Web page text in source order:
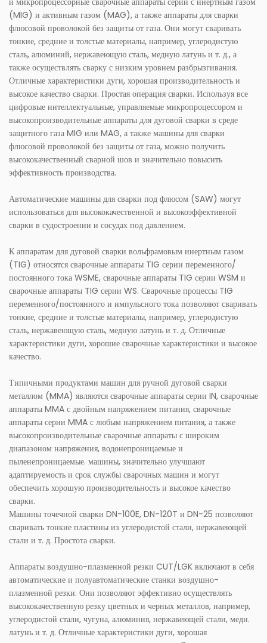
(MIG) и активным газом (MAG), а также аппараты для сварки
флюсовой проволокой без защиты от газа. Они могут сваривать
тонкие, средние и толстые материалы, например, углеродистую
сталь, алюминий, нержавеющую сталь, медную латунь и т. д., а
также осуществлять сварку с низким уровнем разбрызгивания.
Отличные характеристики дуги, хорошая производительность и
высокое качество сварки. Простая операция сварки. Используя все
цифровые интеллектуальные, управляемые микропроцессором и
высокопроизводительные аппараты для дуговой сварки в среде
защитного газа MIG или MAG, а также машины для сварки
флюсовой проволокой без защиты от газа, можно получить
высококачественный сварной шов и значительно повысить
эффективность производства.
Автоматические машины для сварки под флюсом (SAW) могут
использоваться для высококачественной и высокоэффективной
сварки в судостроении и сосудах под давлением.
К аппаратам для дуговой сварки вольфрамовым инертным газом
(TIG) относятся сварочные аппараты TIG серии переменного/
постоянного тока WSME, сварочные аппараты TIG серии WSM и
сварочные аппараты TIG серии WS. Сварочные процессы TIG
переменного/постоянного и импульсного тока позволяют сваривать
тонкие, средние и толстые материалы, например, углеродистую
сталь, нержавеющую сталь, медную латунь и т. д. Отличные
характеристики дуги, хорошие сварочные характеристики и высокое
качество.
Типичными продуктами машин для ручной дуговой сварки
металлом (MMA) являются сварочные аппараты серии IN, сварочные
аппараты MMA с двойным напряжением питания, сварочные
аппараты серии MMA с любым напряжением питания, а также
высокопроизводительные сварочные аппараты с широким
диапазоном напряжения, водонепроницаемые и
пыленепроницаемые. машины, значительно улучшают
адаптируемость и срок службы сварочных машин и могут
обеспечить хорошую производительность и высокое качество
сварки.
Машины точечной сварки DN-100E, DN-120T и DN-25 позволяют
сваривать тонкие пластины из углеродистой стали, нержавеющей
стали и т. д. Простота сварки.
Аппараты воздушно-плазменной резки CUT/LGK включают в себя
автоматические и полуавтоматические станки воздушно-
плазменной резки. Они позволяют эффективно осуществлять
высококачественную резку цветных и черных металлов, например,
углеродистой стали, чугуна, алюминия, нержавеющей стали, меди.
латунь и т. д. Отличные характеристики дуги, хорошая